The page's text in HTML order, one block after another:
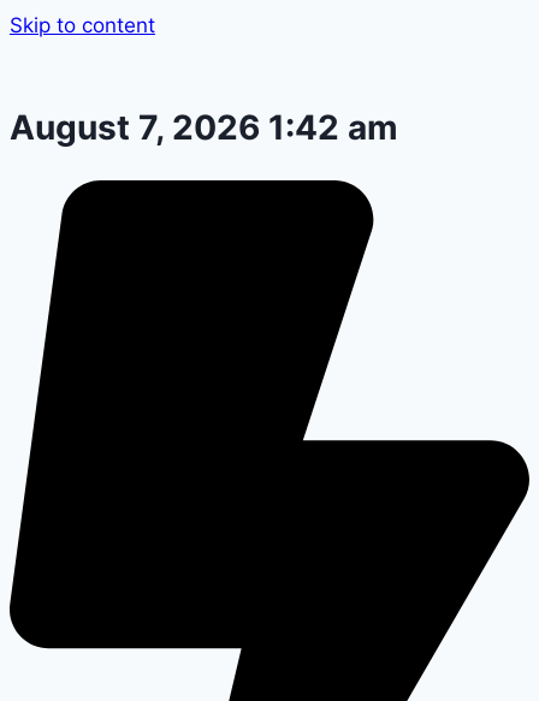
Skip to content
August 7, 2026 1:42 am